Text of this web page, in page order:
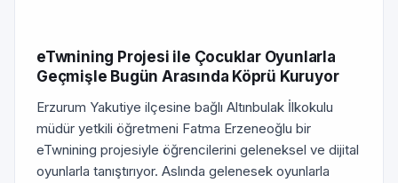
eTwnining Projesi ile Çocuklar Oyunlarla
Geçmişle Bugün Arasında Köprü Kuruyor
Erzurum Yakutiye ilçesine bağlı Altınbulak İlkokulu
müdür yetkili öğretmeni Fatma Erzeneoğlu bir
eTwnining projesiyle öğrencilerini geleneksel ve dijital
oyunlarla tanıştırıyor. Aslında gelenesek oyunlarla